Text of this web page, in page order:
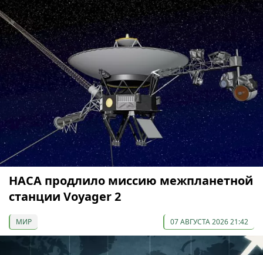
НАСА продлило миссию межпланетной
станции Voyager 2
МИР 07 АВГУСТА 2026 21:42